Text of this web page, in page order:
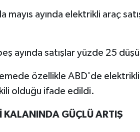
mayıs ayında elektrikli araç
ayında satışlar yüzde 25
özellikle ABD'de
olduğu ifade edildi.
KALANINDA GÜÇLÜ ARTIŞ